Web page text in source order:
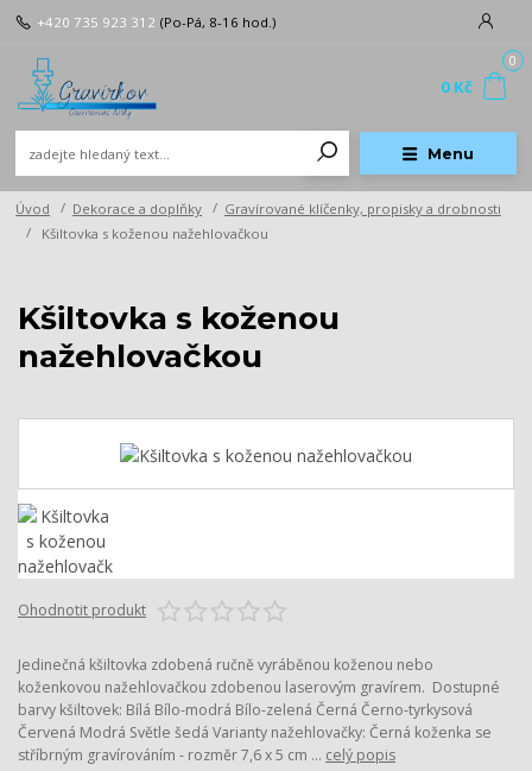
Menu
+420 735 923 312 (Po-Pá, 8-16 hod.)
0
0 Kč
Úvod Dekorace a doplňky
Gravírované klíčenky, propisky a drobnosti
Kšiltovka s koženou nažehlovačkou
Kšiltovka s koženou
nažehlovačkou
Ohodnotit produkt
Jedinečná kšiltovka zdobená ručně vyráběnou koženou nebo
koženkovou nažehlovačkou zdobenou laserovým gravírem. Dostupné
barvy kšiltovek: Bílá Bílo-modrá Bílo-zelená Černá Černo-tyrkysová
Červená Modrá Světle šedá Varianty nažehlovačky: Černá koženka se
stříbrným gravírováním - rozměr 7,6 x 5 cm ... celý popis